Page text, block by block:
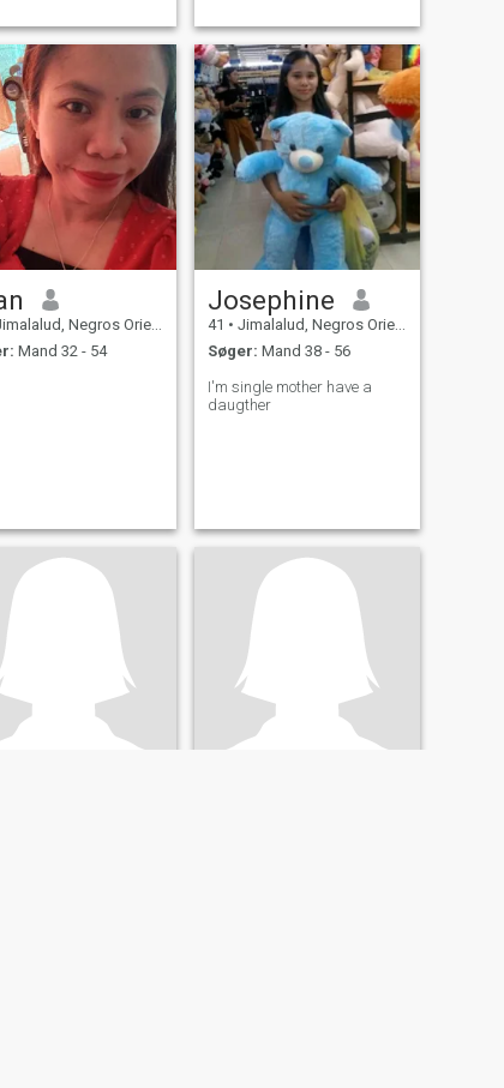
Negros Oriental, Filippinerne
Mand 32 - 54
Josephine
41 • Jimalalud, Negros Oriental, Filippinerne
Søger: Mand 38 - 56
I'm single mother have a
daugther